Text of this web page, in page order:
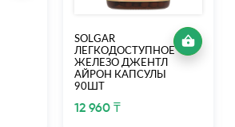
SOLGAR
ЛЕГКОДОСТУПНОЕ
ЖЕЛЕЗО ДЖЕНТЛ
АЙРОН КАПСУЛЫ
90ШТ
12 960 ₸